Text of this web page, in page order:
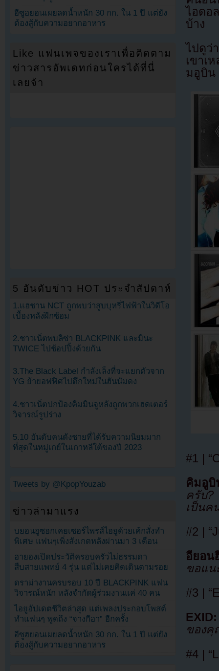
ไอดอ
บ้าง
ไปดูว่
เขาเ
มอูบิน
#1 |
คิมอูบิ
ครับ?
เป็นค
#2 |
อียอน
ขอแน
#3 |
EXID:
ของคุ
#4 |
อีซูฮยอนเผยลดน้ำหนัก 30 กก. ใน 1 ปี แต่ยัง
ต้องสู้กับความอยากอาหาร
Like แฟนเพจของเราเพื่อติดตาม
ข่าวสารอัพเดทก่อนใครได้ที่นี่
เลยจ้า
5 อันดับข่าว HOT ประจำสัปดาห์
1.แฮชาน NCT ถูกพบว่าสูบบุหรี่ไฟฟ้าในวิดีโอ
เบื้องหลังฝึกซ้อม
2.ชาวเน็ตพบลิซ่า BLACKPINK และมินะ
TWICE ไปช้อปปิ้งด้วยกัน
3.The Black Label กำลังเล็งที่จะแยกตัวจาก
YG ย้ายอฟฟิศไปตึกใหม่ในฮันนัมดง
4.ชาวเน็ตปกป้องคิมมินจูหลังถูกพวกเฮดเตอร์
วิจารณ์รูปร่าง
5.10 อันดับคนดังชายที่ได้รับความนิยมมาก
ที่สุดในหมู่เกย์ในเกาหลีใต้ของปี 2023
Tweets by @KpopYouzab
ข่าวล่ามาแรง
บยอนอูซอกเคยเซอร์ไพรส์ไอยูด้วยเค้กสั่งทำ
พิเศษ แฟนๆเพิ่งสังเกตหลังผ่านมา 3 เดือน
ฮายองเปิดประวัติครอบครัวไม่ธรรมดา
สืบสายแพทย์ 4 รุ่น แต่ไม่เคยคิดเดินตามรอย
ดราม่างานครบรอบ 10 ปี BLACKPINK แฟน
วิจารณ์หนัก หลังจำกัดผู้ร่วมงานแค่ 40 คน
ไอยูอัปเดตชีวิตล่าสุด แต่เพลงประกอบโพสต์
ทำแฟนๆ พูดถึง “จางกีฮา” อีกครั้ง
อีซูฮยอนเผยลดน้ำหนัก 30 กก. ใน 1 ปี แต่ยัง
ต้องสู้กับความอยากอาหาร